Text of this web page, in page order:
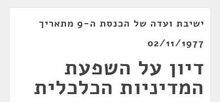
ישיבת ועדה של הכנסת ה-9 מתאריך
02/11/1977
דיון על השפעת
המדיניות הכלכלית